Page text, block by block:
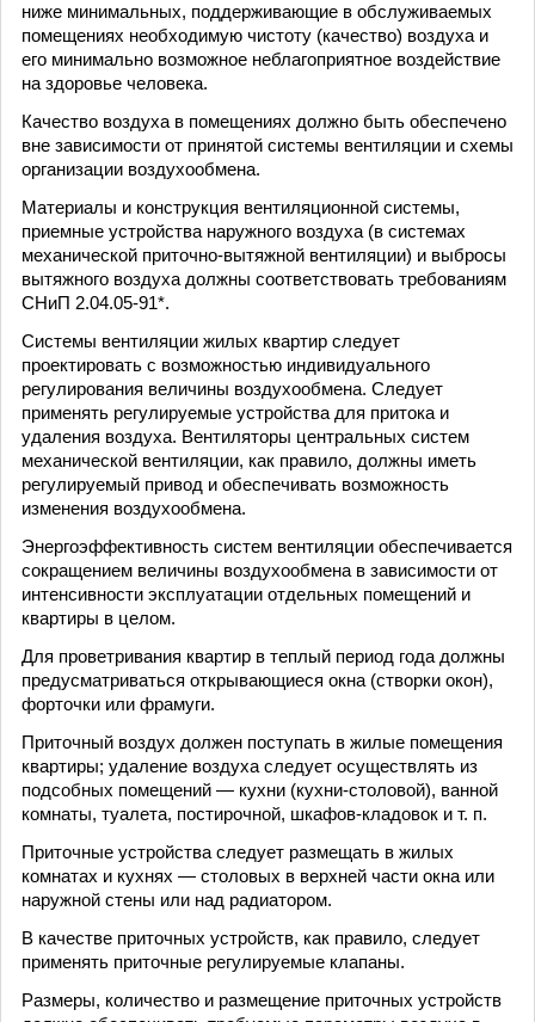
ниже минимальных, поддерживающие в обслуживаемых
помещениях необходимую чистоту (качество) воздуха и
его минимально возможное неблагоприятное воздействие
на здоровье человека.
Качество воздуха в помещениях должно быть обеспечено
вне зависимости от принятой системы вентиляции и схемы
организации воздухообмена.
Материалы и конструкция вентиляционной системы,
приемные устройства наружного воздуха (в системах
механической приточно-вытяжной вентиляции) и выбросы
вытяжного воздуха должны соответствовать требованиям
СНиП 2.04.05-91*.
Системы вентиляции жилых квартир следует
проектировать с возможностью индивидуального
регулирования величины воздухообмена. Следует
применять регулируемые устройства для притока и
удаления воздуха. Вентиляторы центральных систем
механической вентиляции, как правило, должны иметь
регулируемый привод и обеспечивать возможность
изменения воздухообмена.
Энергоэффективность систем вентиляции обеспечивается
сокращением величины воздухообмена в зависимости от
интенсивности эксплуатации отдельных помещений и
квартиры в целом.
Для проветривания квартир в теплый период года должны
предусматриваться открывающиеся окна (створки окон),
форточки или фрамуги.
Приточный воздух должен поступать в жилые помещения
квартиры; удаление воздуха следует осуществлять из
подсобных помещений — кухни (кухни-столовой), ванной
комнаты, туалета, постирочной, шкафов-кладовок и т. п.
Приточные устройства следует размещать в жилых
комнатах и кухнях — столовых в верхней части окна или
наружной стены или над радиатором.
В качестве приточных устройств, как правило, следует
применять приточные регулируемые клапаны.
Размеры, количество и размещение приточных устройств